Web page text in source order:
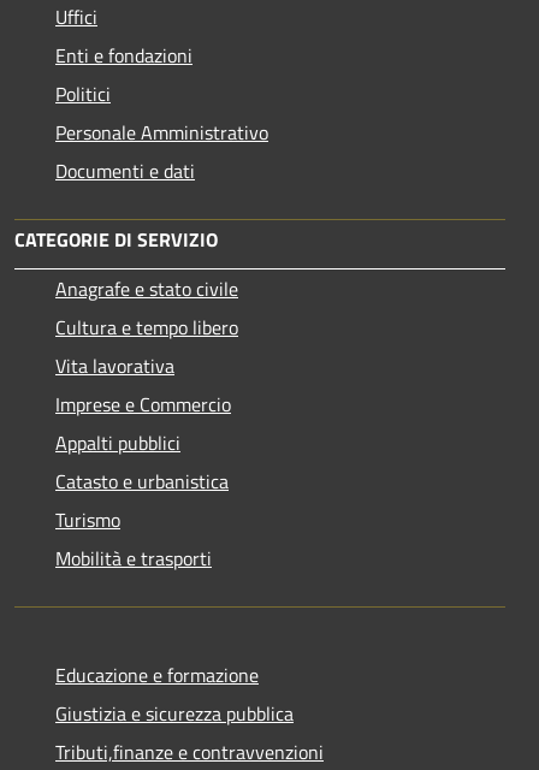
Uffici
Enti e fondazioni
Politici
Personale Amministrativo
Documenti e dati
CATEGORIE DI SERVIZIO
Anagrafe e stato civile
Cultura e tempo libero
Vita lavorativa
Imprese e Commercio
Appalti pubblici
Catasto e urbanistica
Turismo
Mobilità e trasporti
Educazione e formazione
Giustizia e sicurezza pubblica
Tributi,finanze e contravvenzioni